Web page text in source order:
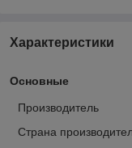
Характеристики
Основные
Производитель
Страна